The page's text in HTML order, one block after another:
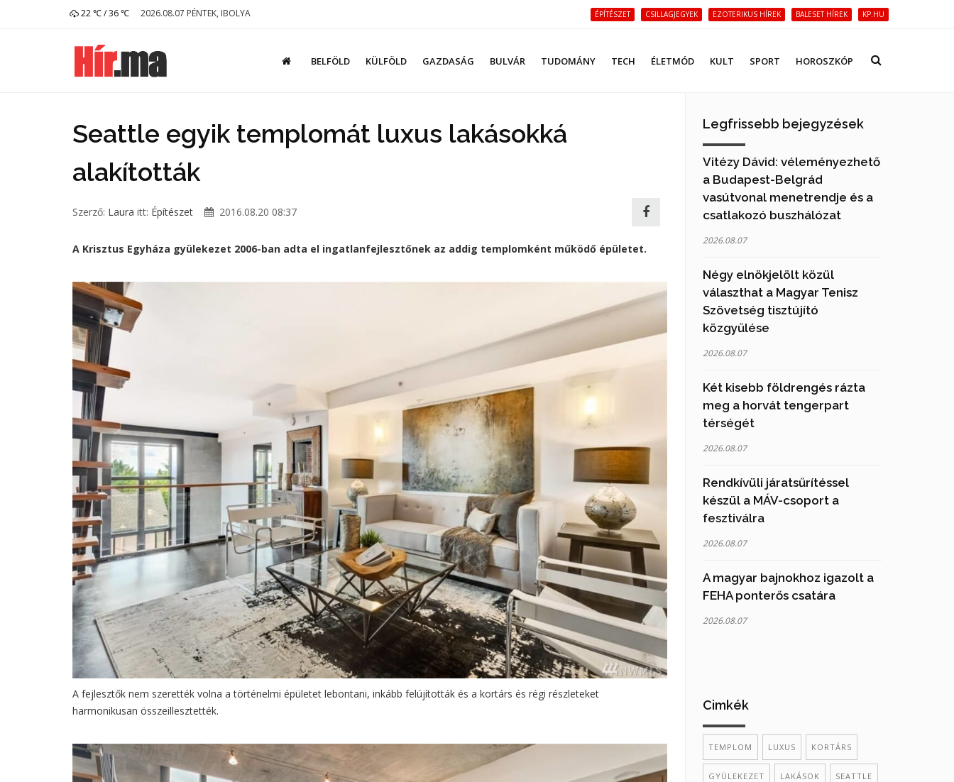
22 ℃ / 36 ℃ 2026.08.07 PÉNTEK, IBOLYA ÉPÍTÉSZET CSILLAGJEGYEK EZOTERIKUS HÍREK BALESET HÍREK KP.HU
BELFÖLD KÜLFÖLD GAZDASÁG BULVÁR TUDOMÁNY TECH ÉLETMÓD KULT SPORT HOROSZKÓP
Seattle egyik templomát luxus lakásokká
alakították
Szerző: Laura itt: Építészet 2016.08.20 08:37
A Krisztus Egyháza gyülekezet 2006-ban adta el ingatlanfejlesztőnek az addig templomként működő épületet.
A fejlesztők nem szerették volna a történelmi épületet lebontani, inkább felújították és a kortárs és régi részleteket
harmonikusan összeillesztették.
Legfrissebb bejegyzések
Vitézy Dávid: véleményezhető
a Budapest-Belgrád
vasútvonal menetrendje és a
csatlakozó buszhálózat
2026.08.07
Négy elnökjelölt közül
választhat a Magyar Tenisz
Szövetség tisztújító
közgyűlése
2026.08.07
Két kisebb földrengés rázta
meg a horvát tengerpart
térségét
2026.08.07
Rendkívüli járatsűrítéssel
készül a MÁV-csoport a
fesztiválra
2026.08.07
A magyar bajnokhoz igazolt a
FEHA ponterős csatára
2026.08.07
Cimkék
TEMPLOM LUXUS KORTÁRS
GYÜLEKEZET LAKÁSOK SEATTLE